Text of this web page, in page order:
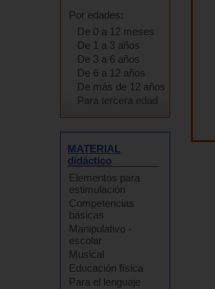
Por edades:
De 0 a 12 meses
De 1 a 3 años
De 3 a 6 años
De 6 a 12 años
De más de 12 años
Para tercera edad
MATERIAL
didáctico
Elementos para
estimulación
Competencias
básicas
Manipulativo -
escolar
Musical
Educación física
Para el lenguaje